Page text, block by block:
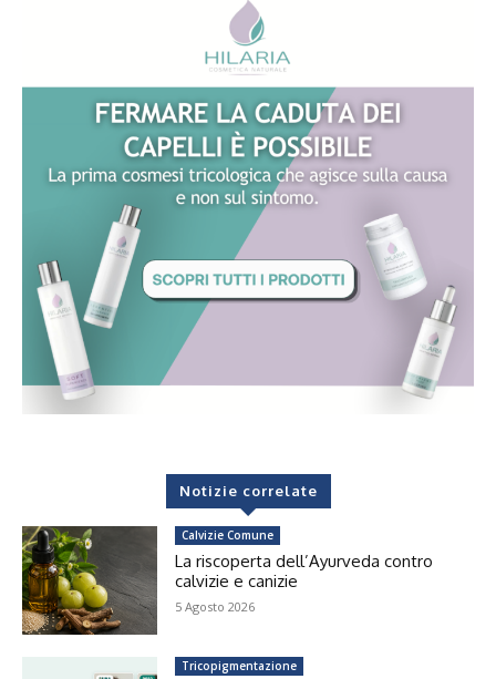
Notizie correlate
Calvizie Comune
La riscoperta dell’Ayurveda contro
calvizie e canizie
5 Agosto 2026
Tricopigmentazione